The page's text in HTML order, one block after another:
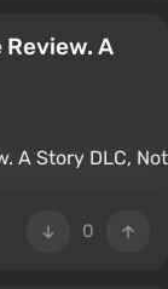
Review. A
0